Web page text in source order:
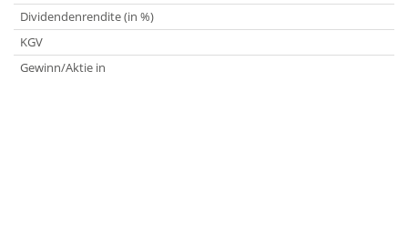
Dividendenrendite (in %)
KGV
Gewinn/Aktie in